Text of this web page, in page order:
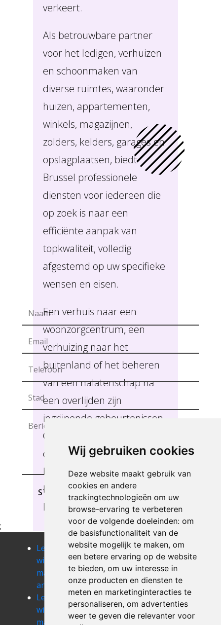
Wij gebruiken cookies
Deze website maakt gebruik van
cookies en andere
trackingtechnologieën om uw
browse-ervaring te verbeteren
voor de volgende doeleinden: om
de basisfunctionaliteit van de
website mogelijk te maken, om
een betere ervaring op de website
te bieden, om uw interesse in
onze producten en diensten te
meten en marketinginteracties te
personaliseren, om advertenties
weer te geven die relevanter voor
verkeert.
Als betrouwbare partner
voor het ledigen, verhuizen
en schoonmaken van
diverse ruimtes, waaronder
huizen, appartementen,
winkels, magazijnen,
zolders, kelders, garages en
opslagplaatsen, biedt
Brussel professionele
diensten voor iedereen die
op zoek is naar een
efficiënte aanpak van
topkwaliteit, volledig
afgestemd op uw specifieke
wensen en eisen.
Een verhuis naar een
woonzorgcentrum, een
verhuizing naar het
buitenland of het beheren
van een nalatenschap na
een overlijden zijn
ingrijpende gebeurtenissen.
Ons deskundig team neemt
de tijd om uw wensen te
begrijpen zodat we u de
beste service kunnen
leveren, Brussel.
STUREN
;
Leegmaken
winkel of
magazij
anderlecht
Leegmaken
winkel of
magazij
elsene
Leegmaken
winkel of
magazij
etterbeek
Leegmaken
winkel of
magazij evere
Leegmaken
winkel of
magazij
Leegmaken
winkel of
magazij